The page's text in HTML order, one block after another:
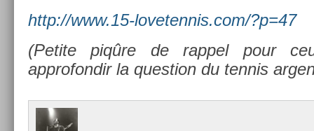
http://www.15-lovetennis.com/?p=47
(Petite piqûre de rap­pel pour
approfon­dir la ques­tion du ten­nis